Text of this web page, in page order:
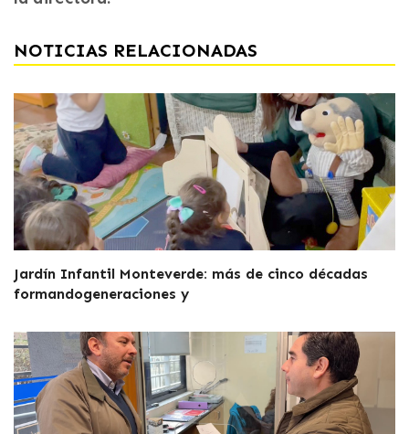
NOTICIAS RELACIONADAS
Jardín Infantil Monteverde: más de cinco décadas
formandogeneraciones y